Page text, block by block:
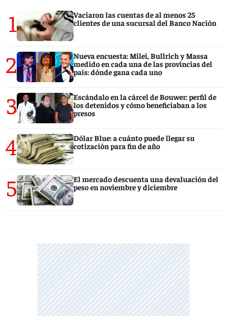
1
Vaciaron las cuentas de al menos 25
clientes de una sucursal del Banco Nación
2
Nueva encuesta: Milei, Bullrich y Massa
medido en cada una de las provincias del
país: dónde gana cada uno
3
Escándalo en la cárcel de Bouwer: perfil de
los detenidos y cómo beneficiaban a los
presos
4
Dólar Blue: a cuánto puede llegar su
cotización para fin de año
5
El mercado descuenta una devaluación del
peso en noviembre y diciembre